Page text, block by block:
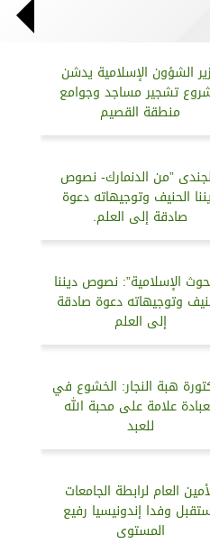
الشؤون الإسلامية يدشن
تشجير مساجد وجوامع
منطقة القصيم
”من الدنمارك- نصوص
الحنيف وتوجيهاته دعوة
صادقة إلى العلم.
الإسلامية”: نصوص ديننا
وتوجيهاته دعوة صادقة
إلى العلم
هبة النجار: الخشوع في
علامة على محبة الله
للعبد
العام لرابطة الجامعات
وفدا إندونيسيا رفيع
المستوى